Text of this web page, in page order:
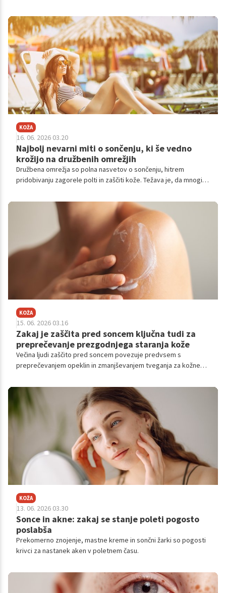
estetskih težav kože, dermatologi pa opozarjajo, da je njihov
glavni sprožilec prav izpostavljenost sončnim žarkom.
KOŽA
16. 06. 2026 03.20
Najbolj nevarni miti o sončenju, ki še vedno
krožijo na družbenih omrežjih
Družbena omrežja so polna nasvetov o sončenju, hitrem
pridobivanju zagorele polti in zaščiti kože. Težava je, da mnogi
KOŽA
15. 06. 2026 03.16
Zakaj je zaščita pred soncem ključna tudi za
preprečevanje prezgodnjega staranja kože
Večina ljudi zaščito pred soncem povezuje predvsem s
preprečevanjem opeklin in zmanjševanjem tveganja za kožnega
prezgodnje staranje kože.
KOŽA
13. 06. 2026 03.30
Sonce in akne: zakaj se stanje poleti pogosto
poslabša
Prekomerno znojenje, mastne kreme in sončni žarki so pogosti
krivci za nastanek aken v poletnem času.